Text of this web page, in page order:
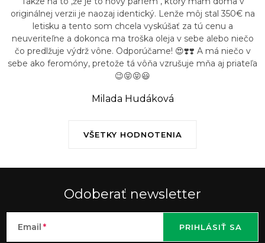
VŠETKY HODNOTENIA
originálnej verzii je naozaj identický. Lenže môj stal 350€ na
letisku a tento som chcela vyskúšať za tú cenu a
neuveriteľne a dokonca ma troška oleja v sebe alebo niečo
čo predlžuje výdrž vône. Odporúčame! 😍❣️❣️ A má niečo v
sebe ako feromóny, pretože tá vôňa vzrušuje mňa aj priateľa
😉😝😝😃
Milada Hudáková
Odoberať newsletter
Email PRIHLÁSIŤ SA